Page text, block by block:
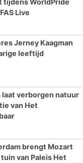
Live
Jerney Kaagman
leeftijd
verborgen natuur
van Het
brengt Mozart
van Paleis Het